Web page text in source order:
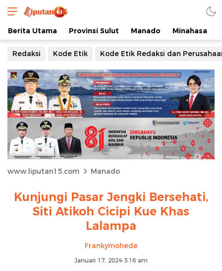
Berita Utama Provinsi Sulut Manado Minahasa
Redaksi Kode Etik Kode Etik Redaksi dan
www.liputan15.com Manado
Kunjungi Pasar Jengki Bersehati,
Siti Atikoh Cicipi Kue Khas
Lalampa
Frankymohede
Januari 17, 2024 3:16 am